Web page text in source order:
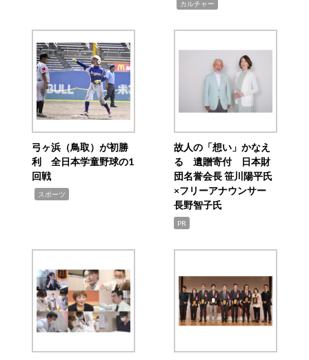
カルチャー
弓ヶ浜（鳥取）が初勝
利 全日本学童野球の1
回戦
スポーツ
故人の「想い」かなえ
る 遺贈寄付 日本財
団名誉会長 笹川陽平氏
×フリーアナウンサー
長野智子氏
PR